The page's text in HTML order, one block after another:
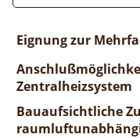
Eignung zur
Zentralheizsystem
Bauaufsichtliche